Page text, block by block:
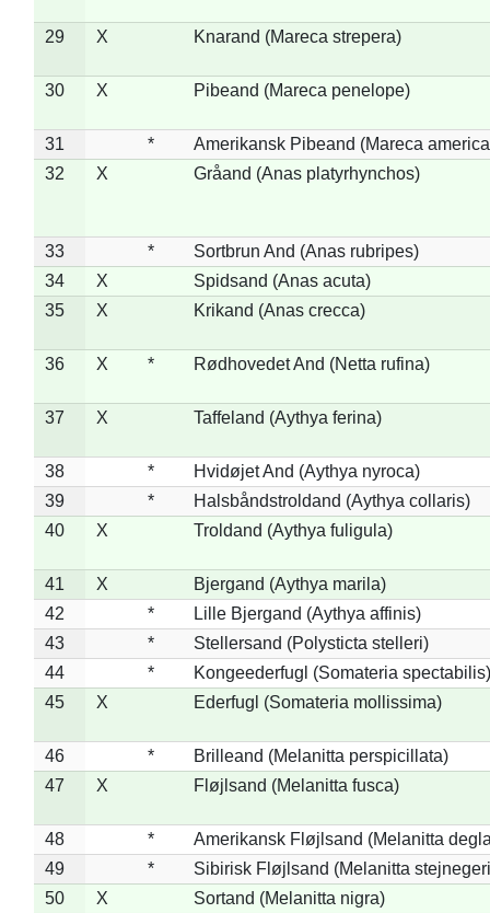
29 X Knarand (Mareca strepera)
30 X Pibeand (Mareca penelope)
31 *
Amerikansk Pibeand (Mareca
32
X Gråand (Anas platyrhynchos)
33 *
Sortbrun And (Anas rubripes)
34
X
Spidsand (Anas acuta)
35
X Krikand (Anas crecca)
36 X * Rødhovedet And (Netta rufina)
37 X Taffeland (Aythya ferina)
38 *
Hvidøjet And (Aythya nyroca)
39
*
Halsbåndstroldand (Aythya collaris)
40
X Troldand (Aythya fuligula)
41 X
Bjergand (Aythya marila)
42
*
Lille Bjergand (Aythya affinis)
43
*
Stellersand (Polysticta stelleri)
44
*
Kongeederfugl (Somateria spectabilis)
45
X Ederfugl (Somateria mollissima)
46 *
Brilleand (Melanitta perspicillata)
47
X Fløjlsand (Melanitta fusca)
48 *
Amerikansk Fløjlsand (Melanitta
49
*
Sibirisk Fløjlsand (Melanitta
50
X
Sortand (Melanitta nigra)